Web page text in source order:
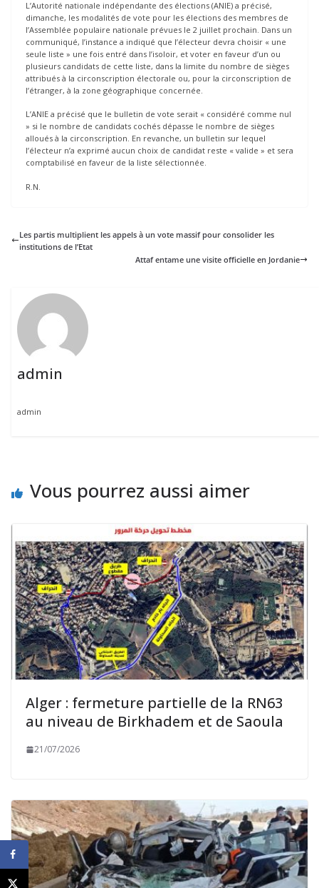
L’Autorité nationale indépendante des élections (ANIE) a précisé,
dimanche, les modalités de vote pour les élections des membres de
l’Assemblée populaire nationale prévues le 2 juillet prochain. Dans un
communiqué, l’instance a indiqué que l’électeur devra choisir « une
seule liste » une fois entré dans l’isoloir, et voter en faveur d’un ou
plusieurs candidats de cette liste, dans la limite du nombre de sièges
attribués à la circonscription électorale ou, pour la circonscription de
l’étranger, à la zone géographique concernée.
L’ANIE a précisé que le bulletin de vote serait « considéré comme nul
» si le nombre de candidats cochés dépasse le nombre de sièges
alloués à la circonscription. En revanche, un bulletin sur lequel
l’électeur n’a exprimé aucun choix de candidat reste « valide » et sera
comptabilisé en faveur de la liste sélectionnée.
R.N.
Les partis multiplient les appels à un vote massif pour consolider les
institutions de l’Etat
Attaf entame une visite officielle en Jordanie
admin
admin
Vous pourrez aussi aimer
Alger : fermeture partielle de la RN63
au niveau de Birkhadem et de Saoula
21/07/2026